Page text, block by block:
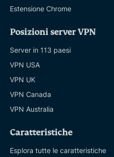
Estensione Chrome
Posizioni server VPN
Server in 113 paesi
VPN USA
VPN UK
VPN Canada
VPN Australia
Caratteristiche
Esplora tutte le caratteristiche